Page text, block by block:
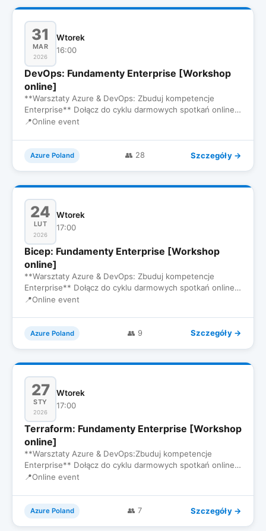
31
MAR
2026
Wtorek
16:00
DevOps: Fundamenty Enterprise [Workshop
online]
**Warsztaty Azure & DevOps: Zbuduj kompetencje
Enterprise** Dołącz do cyklu darmowych spotkań online
dla inżynierów, któ…
📍Online event
Azure Poland 👥 28 Szczegóły →
24
LUT
2026
Wtorek
17:00
Bicep: Fundamenty Enterprise [Workshop
online]
**Warsztaty Azure & DevOps: Zbuduj kompetencje
Enterprise** Dołącz do cyklu darmowych spotkań online
dla inżynierów, któ…
📍Online event
Azure Poland 👥 9 Szczegóły →
27
STY
2026
Wtorek
17:00
Terraform: Fundamenty Enterprise [Workshop
online]
**Warsztaty Azure & DevOps:Zbuduj kompetencje
Enterprise** Dołącz do cyklu darmowych spotkań online
dla inżynierów, któr…
📍Online event
Azure Poland 👥 7 Szczegóły →